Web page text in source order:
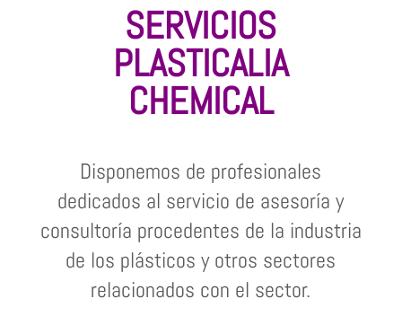
SERVICIOS
PLASTICALIA
CHEMICAL
Disponemos de profesionales
dedicados al servicio de asesoría y
consultoría procedentes de la industria
de los plásticos y otros sectores
relacionados con el sector.